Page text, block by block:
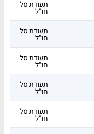
תעודת סל
חו"ל
תעודת סל
חו"ל
תעודת סל
חו"ל
תעודת סל
חו"ל
תעודת סל
חו"ל